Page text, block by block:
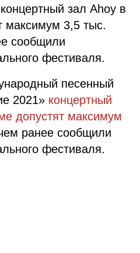
зал Ahoy в
максимум 3,5 тыс.
сообщили
фестиваля.
песенный
2021» концертный
допустят максимум
ранее сообщили
фестиваля.